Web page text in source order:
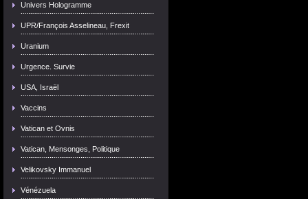
Univers Hologramme
UPR/François Asselineau, Frexit
Uranium
Urgence. Survie
USA, Israël
Vaccins
Vatican et Ovnis
Vatican, Mensonges, Politique
Velikovsky Immanuel
Vénézuela